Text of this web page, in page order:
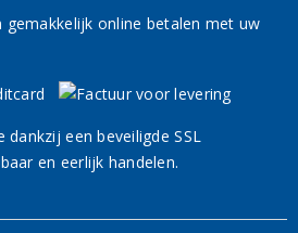
gemakkelijk online betalen met uw
een beveiligde SSL
en eerlijk handelen.